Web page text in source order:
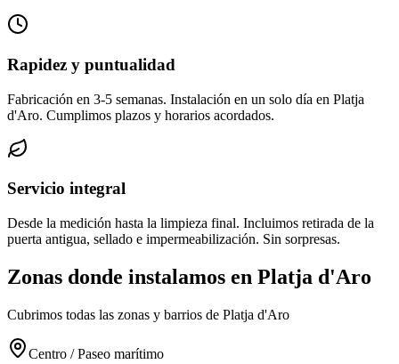
Rapidez y puntualidad
Fabricación en 3-5 semanas. Instalación en un solo día en Platja
d'Aro. Cumplimos plazos y horarios acordados.
Servicio integral
Desde la medición hasta la limpieza final. Incluimos retirada de la
puerta antigua, sellado e impermeabilización. Sin sorpresas.
Zonas donde instalamos en Platja d'Aro
Cubrimos todas las zonas y barrios de Platja d'Aro
Centro / Paseo marítimo